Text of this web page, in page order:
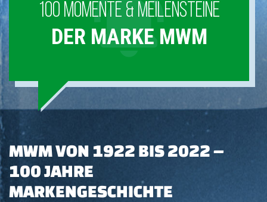
100 MOMENTE & MEILENSTEINE
DER MARKE MWM
MWM VON 1922 BIS 2022 –
100 JAHRE
MARKENGESCHICHTE